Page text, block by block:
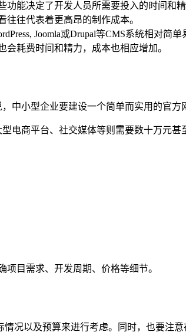
功能决定了开发人员所需要投入的时间和
往代表着更高昂的制作成本。
Joomla或Drupal等CMS系统相对简
耗费时间和精力，成本也相应增加。
中小型企业要建设一个简单而实用的官方
电商平台、社交媒体等则需要数十万元甚
目需求、开发周期、价格等细节。
况以及预算来进行考虑。同时，也要注